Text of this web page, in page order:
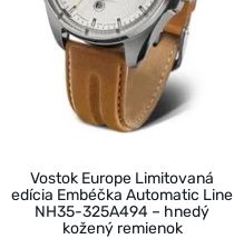
Vostok Europe Limitovaná
edícia Embéčka Automatic Line
NH35-325A494 – hnedý
kožený remienok